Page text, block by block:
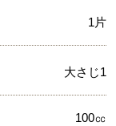
1片
大さじ1
100㏄